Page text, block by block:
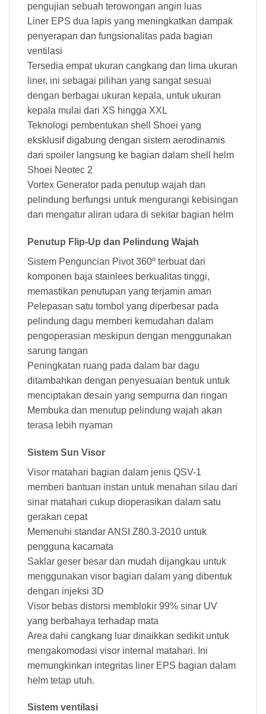
pengujian sebuah terowongan angin luas
Liner EPS dua lapis yang meningkatkan dampak
penyerapan dan fungsionalitas pada bagian
ventilasi
Tersedia empat ukuran cangkang dan lima ukuran
liner, ini sebagai pilihan yang sangat sesuai
dengan berbagai ukuran kepala, untuk ukuran
kepala mulai dari XS hingga XXL
Teknologi pembentukan shell Shoei yang
eksklusif digabung dengan sistem aerodinamis
dari spoiler langsung ke bagian dalam shell helm
Shoei Neotec 2
Vortex Generator pada penutup wajah dan
pelindung berfungsi untuk mengurangi kebisingan
dan mengatur aliran udara di sekitar bagian helm
Penutup Flip-Up dan Pelindung Wajah
Sistem Penguncian Pivot 360º terbuat dari
komponen baja stainlees berkualitas tinggi,
memastikan penutupan yang terjamin aman
Pelepasan satu tombol yang diperbesar pada
pelindung dagu memberi kemudahan dalam
pengoperasian meskipun dengan menggunakan
sarung tangan
Peningkatan ruang pada dalam bar dagu
ditambahkan dengan penyesuaian bentuk untuk
menciptakan desain yang sempurna dan ringan
Membuka dan menutup pelindung wajah akan
terasa lebih nyaman
Sistem Sun Visor
Visor matahari bagian dalam jenis QSV-1
memberi bantuan instan untuk menahan silau dari
sinar matahari cukup dioperasikan dalam satu
gerakan cepat
Memenuhi standar ANSI Z80.3-2010 untuk
pengguna kacamata
Saklar geser besar dan mudah dijangkau untuk
menggunakan visor bagian dalam yang dibentuk
dengan injeksi 3D
Visor bebas distorsi memblokir 99% sinar UV
yang berbahaya terhadap mata
Area dahi cangkang luar dinaikkan sedikit untuk
mengakomodasi visor internal matahari. Ini
memungkinkan integritas liner EPS bagian dalam
helm tetap utuh.
Sistem ventilasi